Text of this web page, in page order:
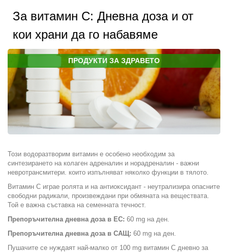
За витамин С: Дневна доза и от
кои храни да го набавяме
ПРОДУКТИ ЗА ЗДРАВЕТО
Този водоразтворим витамин е особено необходим за
синтезирането на колаген адреналин и норадреналин - важни
невротрансмитери. които изпълняват няколко функции в тялото.
Витамин С играе ролята и на антиоксидант - неутрализира опасните
свободни радикали, произвеждани при об­мяната на веществата.
Той е важна съставка на семенната течност.
Препоръчителна дневна доза в ЕС: 60 mg на ден.
Препоръчителна дневна доза в САЩ: 60 mg на ден.
Пушачите се нуждаят най-малко от 100 mg витамин С дневно за